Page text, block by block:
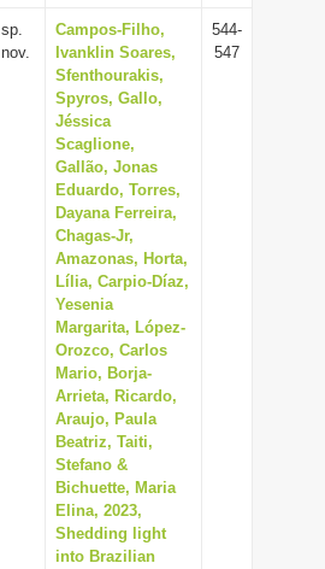
sp.
nov.
Campos-Filho,
Ivanklin Soares,
Sfenthourakis,
Spyros, Gallo,
Jéssica
Scaglione,
Gallão, Jonas
Eduardo, Torres,
Dayana Ferreira,
Chagas-Jr,
Amazonas, Horta,
Lília, Carpio-Díaz,
Yesenia
Margarita, López-
Orozco, Carlos
Mario, Borja-
Arrieta, Ricardo,
Araujo, Paula
Beatriz, Taiti,
Stefano &
Bichuette, Maria
Elina, 2023,
Shedding light
into Brazilian
544-
547